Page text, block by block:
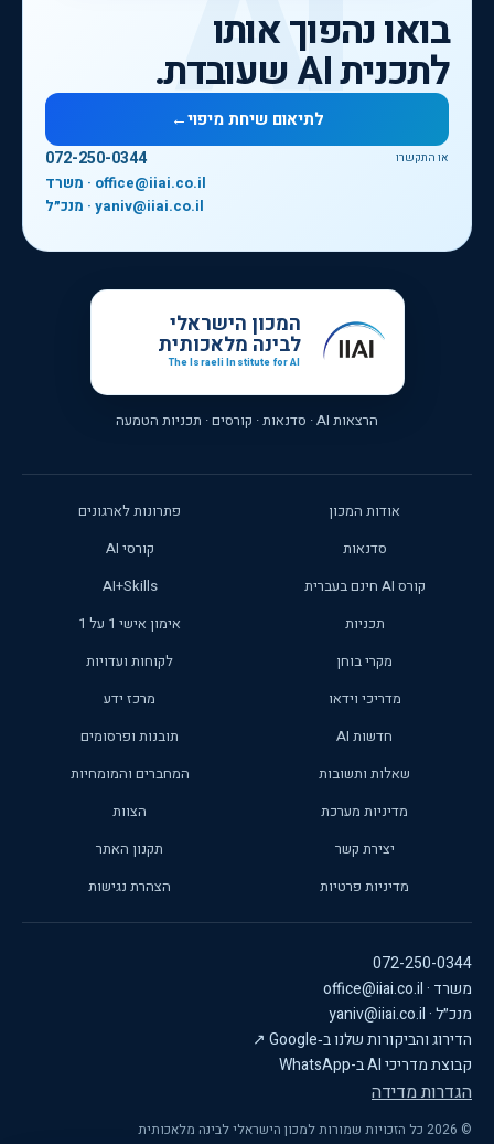
בואו נהפוך אותו
לתכנית AI שעובדת.
לתיאום שיחת מיפוי←
או התקשרו 072-250-0344
משרד · office@iiai.co.il
מנכ״ל · yaniv@iiai.co.il
המכון הישראלי
לבינה מלאכותית
The Israeli Institute for AI
הרצאות AI · סדנאות · קורסים · תכניות הטמעה
אודות המכון
פתרונות לארגונים
סדנאות
קורסי AI
קורס AI חינם בעברית
AI+Skills
תכניות
אימון אישי 1 על 1
מקרי בוחן
לקוחות ועדויות
מדריכי וידאו
מרכז ידע
חדשות AI
תובנות ופרסומים
שאלות ותשובות
המחברים והמומחיות
מדיניות מערכת
הצוות
יצירת קשר
תקנון האתר
מדיניות פרטיות
הצהרת נגישות
072-250-0344
משרד · office@iiai.co.il
מנכ״ל · yaniv@iiai.co.il
הדירוג והביקורות שלנו ב‑Google
↗
קבוצת מדריכי AI ב-WhatsApp
הגדרות מדידה
© 2026 כל הזכויות שמורות למכון הישראלי לבינה מלאכותית